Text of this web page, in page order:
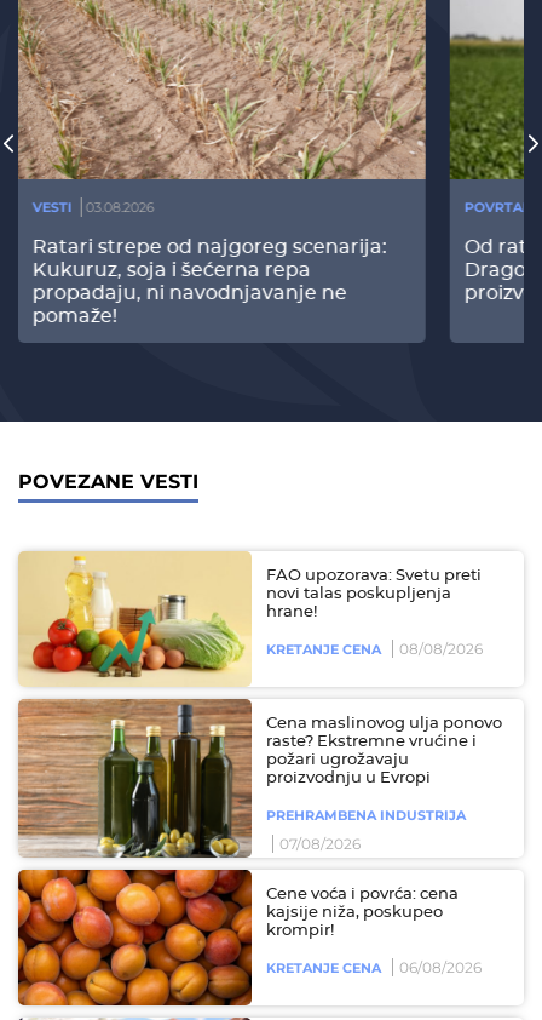
VESTI 03.08.2026
Ratari strepe od najgoreg scenarija:
Kukuruz, soja i šećerna repa
propadaju, ni navodnjavanje ne
pomaže!
Od
POVEZANE VESTI
FAO upozorava: Svetu preti
novi talas poskupljenja
hrane!
KRETANJE CENA 08/08/2026
Cena maslinovog ulja ponovo
raste? Ekstremne vrućine i
požari ugrožavaju
proizvodnju u Evropi
PREHRAMBENA INDUSTRIJA
07/08/2026
Cene voća i povrća: cena
kajsije niža, poskupeo
krompir!
KRETANJE CENA 06/08/2026